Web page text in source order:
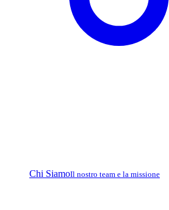
Chi SiamoIl nostro team e la missione